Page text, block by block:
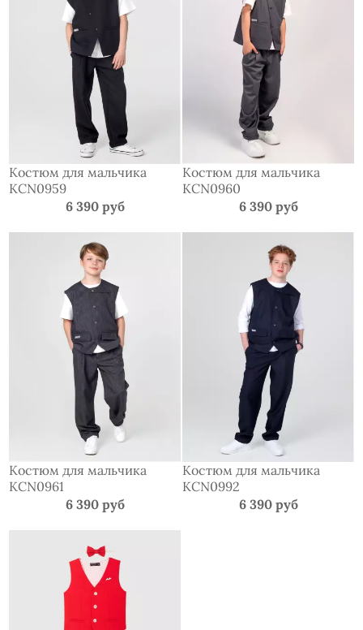
Костюм для мальчика
KCN0959
6 390 руб
Костюм для мальчика
KCN0960
6 390 руб
Костюм для мальчика
KCN0961
6 390 руб
Костюм для мальчика
KCN0992
6 390 руб